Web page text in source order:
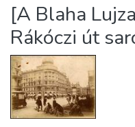
Statistics
About us
[A Blaha
Rákóczi út